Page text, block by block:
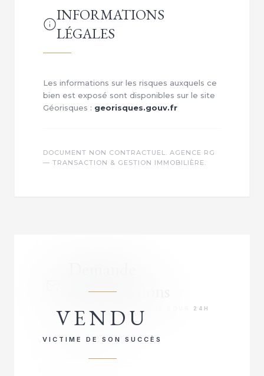
INFORMATIONS
LÉGALES
Les informations sur les risques auxquels ce
bien est exposé sont disponibles sur le site
Géorisques : georisques.gouv.fr
DOCUMENT NON CONTRACTUEL. AGENCE RG
— TRANSACTION & GESTION IMMOBILIÈRE.
VENDU
VICTIME DE SON SUCCÈS
d'informations
RÉPONSE PRIORITAIRE SOUS 24H
VOTRE NOM COMPLET